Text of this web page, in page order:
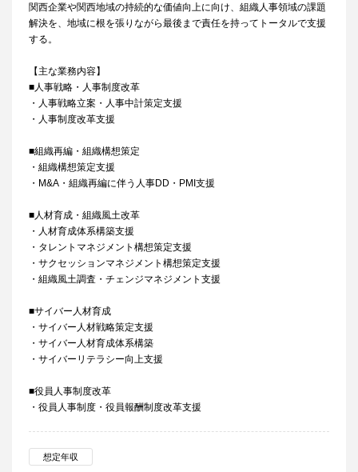
関西企業や関西地域の持続的な価値向上に向け、組織人事領域の課題
解決を、地域に根を張りながら最後まで責任を持ってトータルで支援
する。
【主な業務内容】
■人事戦略・人事制度改革
・人事戦略立案・人事中計策定支援
・人事制度改革支援
■組織再編・組織構想策定
・組織構想策定支援
・M&A・組織再編に伴う人事DD・PMI支援
■人材育成・組織風土改革
・人材育成体系構築支援
・タレントマネジメント構想策定支援
・サクセッションマネジメント構想策定支援
・組織風土調査・チェンジマネジメント支援
■サイバー人材育成
・サイバー人材戦略策定支援
・サイバー人材育成体系構築
・サイバーリテラシー向上支援
■役員人事制度改革
・役員人事制度・役員報酬制度改革支援
想定年収